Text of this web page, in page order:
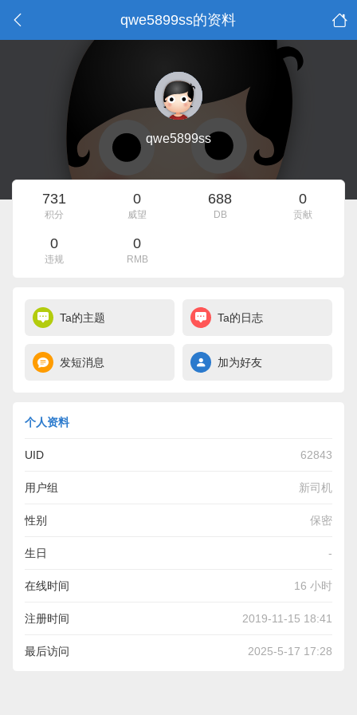
qwe5899ss的资料
qwe5899ss
731
积分
0
威望
688
DB
0
贡献
0
违规
0
RMB
Ta的主题 Ta的日志
发短消息 加为好友
个人资料
UID 62843
用户组 新司机
性别 保密
生日 -
在线时间 16 小时
注册时间 2019-11-15 18:41
最后访问 2025-5-17 17:28